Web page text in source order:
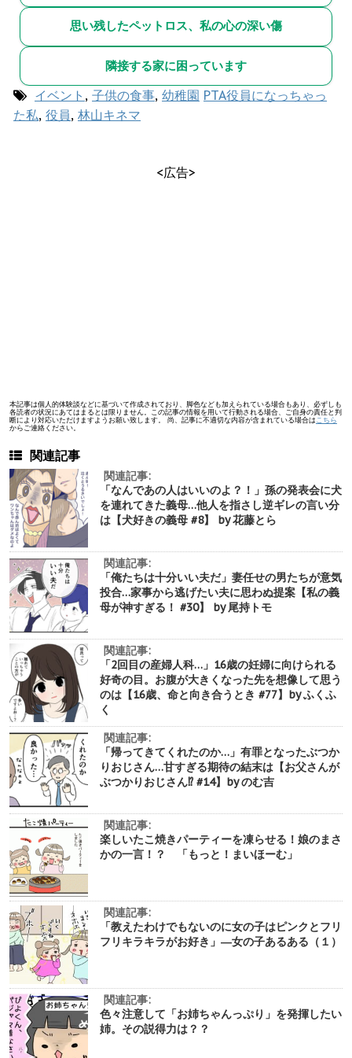
思い残したペットロス、私の心の深い傷
隣接する家に困っています
イベント , 子供の食事, 幼稚園 PTA役員になっちゃっ
た私, 役員, 林山キネマ
<広告>
本記事は個人的体験談などに基づいて作成されており、脚色なども加えられている場合もあり、必ずしも
各読者の状況にあてはまるとは限りません。この記事の情報を用いて行動される場合、ご自身の責任と判
断により対応いただけますようお願い致します。 尚、記事に不適切な内容が含まれている場合はこちら
からご連絡ください。
関連記事
関連記事:
「なんであの人はいいのよ？！」孫の発表会に犬
を連れてきた義母…他人を指さし逆ギレの言い分
は【犬好きの義母 #8】 by 花藤とら
関連記事:
「俺たちは十分いい夫だ」妻任せの男たちが意気
投合…家事から逃げたい夫に思わぬ提案【私の義
母が神すぎる！ #30】 by 尾持トモ
関連記事:
「2回目の産婦人科…」16歳の妊婦に向けられる
好奇の目。お腹が大きくなった先を想像して思う
のは【16歳、命と向き合うとき #77】by ふくふ
く
関連記事:
「帰ってきてくれたのか…」有罪となったぶつか
りおじさん…甘すぎる期待の結末は【お父さんが
ぶつかりおじさん⁉︎ #14】by のむ吉
関連記事:
楽しいたこ焼きパーティーを凍らせる！娘のまさ
かの一言！？ 「もっと！まいほーむ」
関連記事:
「教えたわけでもないのに女の子はピンクとフリ
フリキラキラがお好き」―女の子あるある（１）
関連記事:
色々注意して「お姉ちゃんっぷり」を発揮したい
姉。その説得力は？？